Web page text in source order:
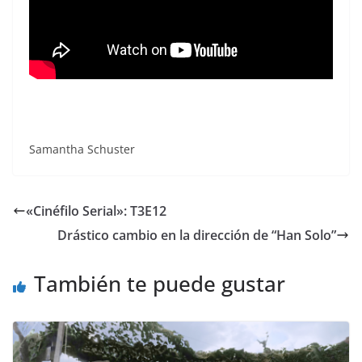
Samantha Schuster
«Cinéfilo Serial»: T3E12
Drástico cambio en la dirección de “Han Solo”
También te puede gustar